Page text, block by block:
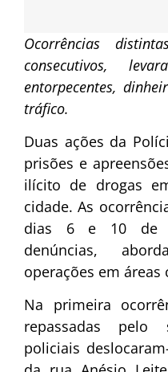
Ocorrências
consecutivos,
entorpecentes,
tráfico.
Duas ações da
prisões e
ilícito de drogas
cidade. As
dias 6 e 10 de
denúncias,
operações em áreas
Na primeira
repassadas pelo
policiais